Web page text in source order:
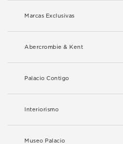
Marcas Exclusivas
Abercrombie & Kent
Palacio Contigo
Interiorismo
Museo Palacio